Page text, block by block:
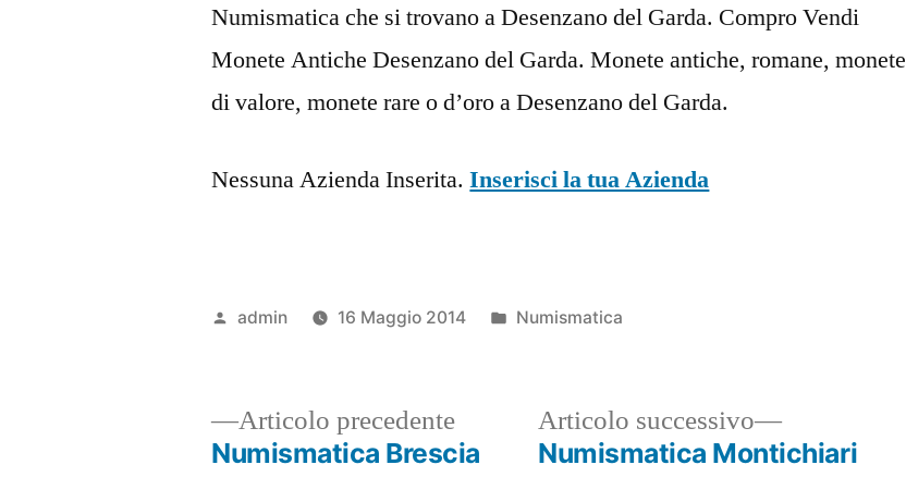
Numismatica che si trovano a Desenzano del Garda. Compro Vendi
Monete Antiche Desenzano del Garda. Monete antiche, romane, monete
di valore, monete rare o d’oro a Desenzano del Garda.
Nessuna Azienda Inserita. Inserisci la tua Azienda
Pubblicato
admin 16 Maggio 2014
Pubblicato
Numismatica
Articolo precedenteArticolo
precedente:
Numismatica Brescia
Articolo successivo
Articolo
successivo:
Numismatica Montichiari